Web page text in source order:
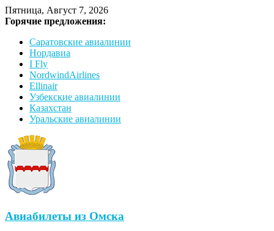
Пятница, Август 7, 2026
Горячие предложения:
Саратовские авиалинии
Нордавиа
I Fly
NordwindAirlines
Ellinair
Узбекские авиалинии
Казахстан
Уральские авиалинии
Авиабилеты из Омска